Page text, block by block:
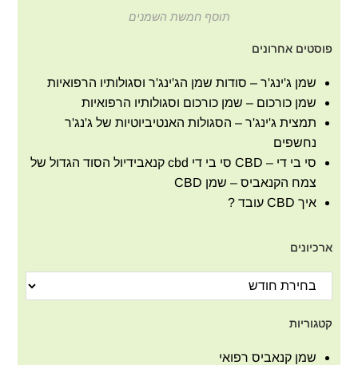
תוסף חמשת השמנים
פוסטים אחרונים
שמן ג'ינג'ר – סודות שמן הג'ינג'ר וסגולותיו הרפואיות
שמן כורכום – שמן כורכום וסגולותיו הרפואיות
תמצית ג'ינג'ר – הסגולות האנטיביוטיות של ג'נג'ר
נחשפים
סי בי די – CBD סי בי די cbd קנאבידיול הסוד הגדול של
צמח הקנאביס – שמן CBD
איך CBD עובד ?
ארכיונים
קטגוריות
שמן קנאביס רפואי